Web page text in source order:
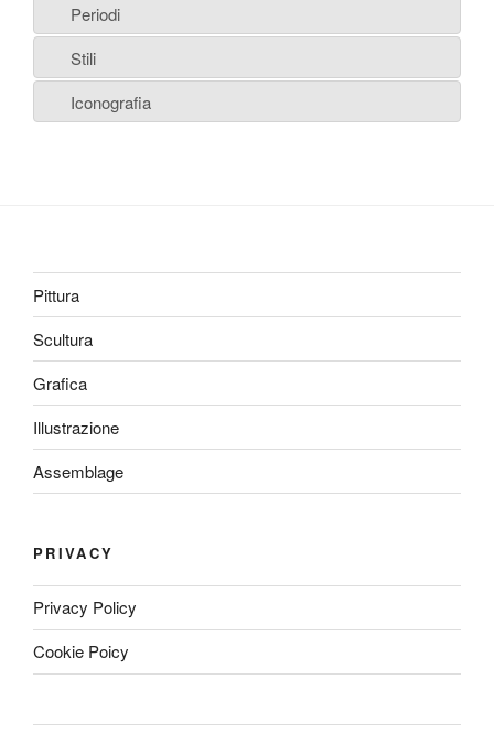
Periodi
Stili
Iconografia
Pittura
Scultura
Grafica
Illustrazione
Assemblage
PRIVACY
Privacy Policy
Cookie Poicy